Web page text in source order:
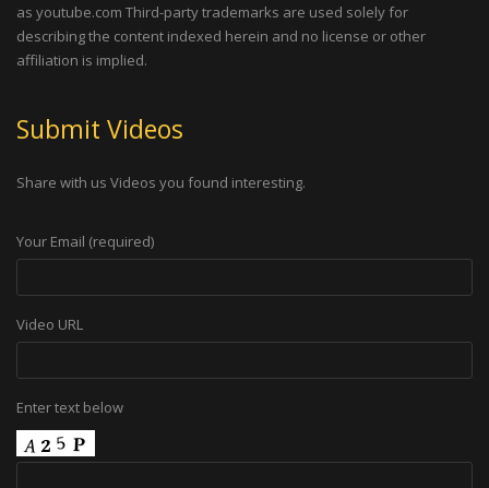
as youtube.com Third-party trademarks are used solely for
describing the content indexed herein and no license or other
affiliation is implied.
Submit Videos
Share with us Videos you found interesting.
Your Email (required)
Video URL
Enter text below